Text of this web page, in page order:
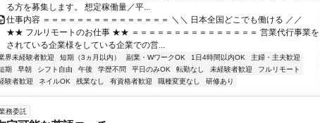
る方を募集します。 想定稼働量／平...
仕事内容 ＝＝＝＝＝＝＝＝＝＝＝＝＝＝＝ ＼＼ 日本全国どこでも働ける ／／
★★ フルリモートのお仕事 ★★ ＝＝＝＝＝＝＝＝＝＝＝＝＝＝＝ 営業代行事業を
されている企業様をしている企業での営...
界未経験者歓迎 短期（3ヵ月以内） 副業・WワークOK 1日4時間以内OK
主婦・主夫歓迎
期
早朝 シフト自由 午後 学歴不問 平日のみOK 転勤なし 未経験者歓迎
フルリモート
験者歓迎
ネイルOK 残業なし 有資格者歓迎 職種変更なし 研修あり
務委託